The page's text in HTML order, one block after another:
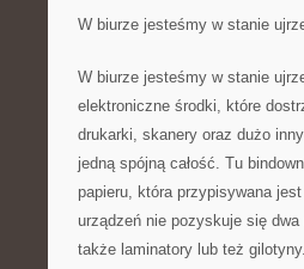
W biurze jesteśmy w stanie
W biurze jesteśmy w stanie
elektroniczne środki, które
drukarki, skanery oraz dużo
jedną spójną całość. Tu
papieru, która przypisywana
urządzeń nie pozyskuje się
także laminatory lub też